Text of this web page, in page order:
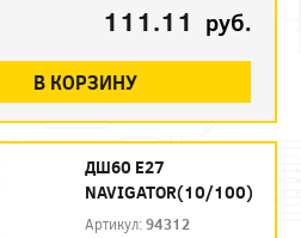
111.11 руб.
В КОРЗИНУ
ДШ60 Е27
NAVIGATOR(10/100)
Артикул:94312